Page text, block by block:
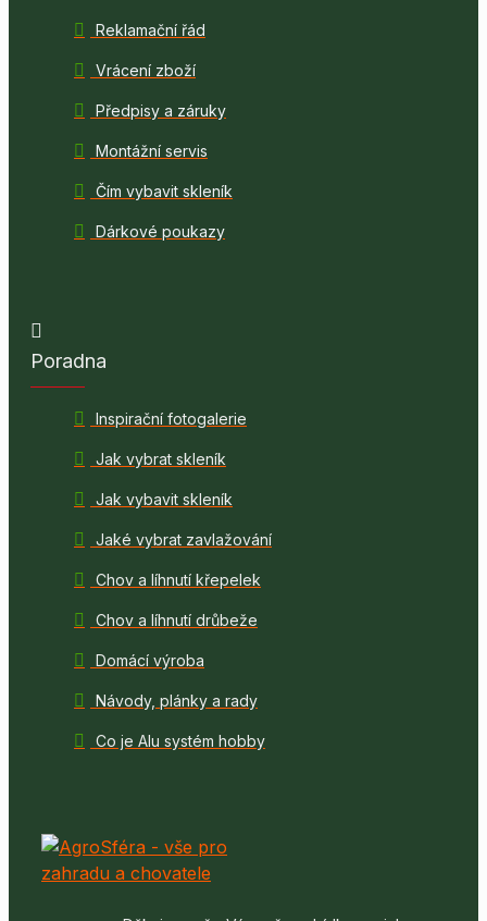
Reklamační řád
Vrácení zboží
Předpisy a záruky
Montážní servis
Čím vybavit skleník
Dárkové poukazy
Poradna
Inspirační fotogalerie
Jak vybrat skleník
Jak vybavit skleník
Jaké vybrat zavlažování
Chov a líhnutí křepelek
Chov a líhnutí drůbeže
Domácí výroba
Návody, plánky a rady
Co je Alu systém hobby